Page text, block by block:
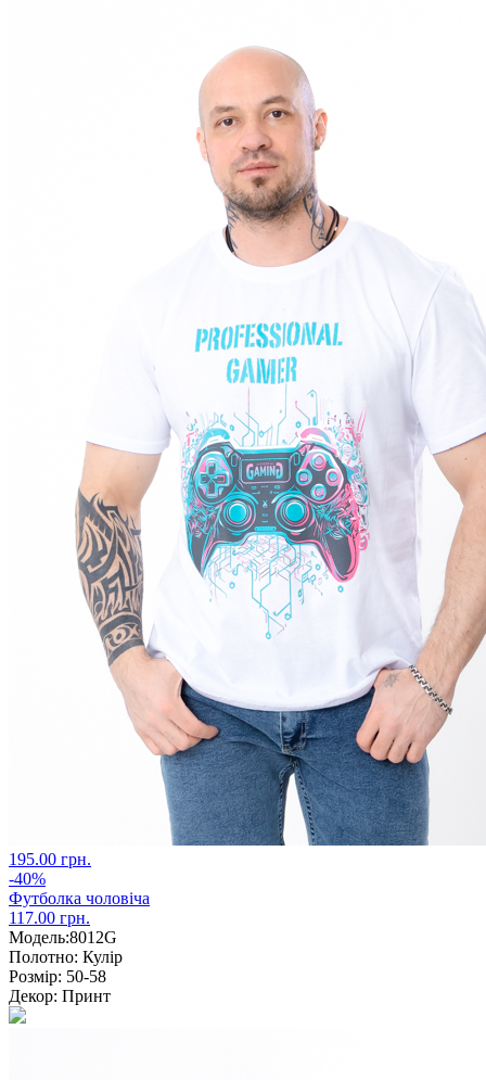
195.00 грн.
-40%
Футболка чоловіча
117.00 грн.
Модель:8012G
Полотно: Кулір
Розмір: 50-58
Декор: Принт